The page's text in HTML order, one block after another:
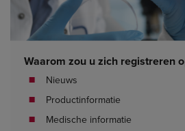
Waarom zou u zich registreren
Nieuws
Productinformatie
Medische informatie